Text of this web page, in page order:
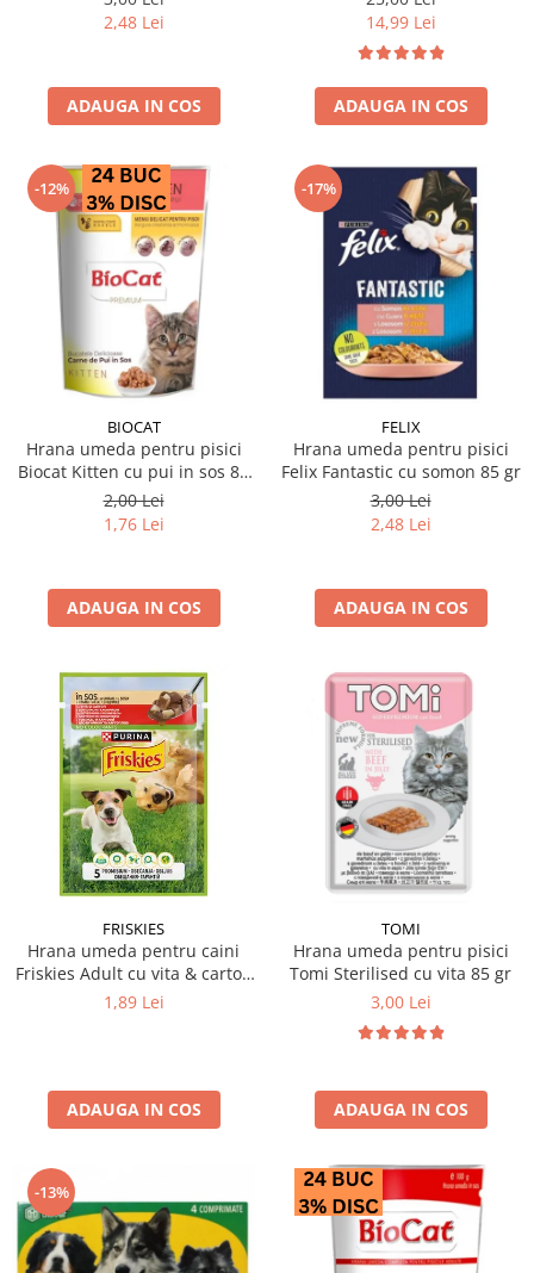
2,48 Lei
ADAUGA IN COS
14,99 Lei
ADAUGA IN COS
-12%
BIOCAT
Hrana umeda pentru pisici
Biocat Kitten cu pui in sos 85
gr
2,00 Lei
1,76 Lei
ADAUGA IN COS
-17%
FELIX
Hrana umeda pentru pisici
Felix Fantastic cu somon 85 gr
3,00 Lei
2,48 Lei
ADAUGA IN COS
FRISKIES
Hrana umeda pentru caini
Friskies Adult cu vita & cartofi
85 gr
1,89 Lei
ADAUGA IN COS
TOMI
Hrana umeda pentru pisici
Tomi Sterilised cu vita 85 gr
3,00 Lei
ADAUGA IN COS
-13%